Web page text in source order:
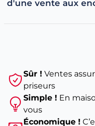
d'une vente aux
Sûr ! Ventes
priseurs
Simple ! En
vous
Économique !